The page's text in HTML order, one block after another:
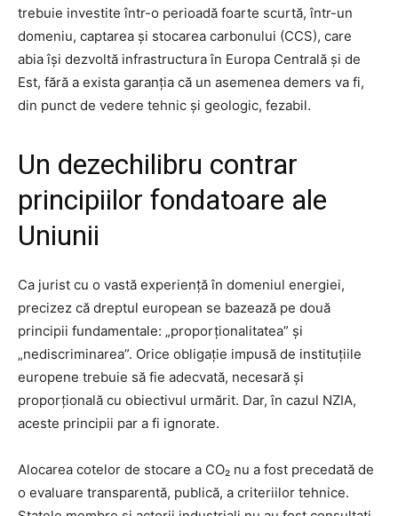
trebuie investite într-o perioadă foarte scurtă, într-un
domeniu, captarea și stocarea carbonului (CCS), care
abia își dezvoltă infrastructura în Europa Centrală și de
Est, fără a exista garanția că un asemenea demers va fi,
din punct de vedere tehnic și geologic, fezabil.
Un dezechilibru contrar
principiilor fondatoare ale
Uniunii
Ca jurist cu o vastă experiență în domeniul energiei,
precizez că dreptul european se bazează pe două
principii fundamentale: „proporționalitatea” și
„nediscriminarea”. Orice obligație impusă de instituțiile
europene trebuie să fie adecvată, necesară și
proporțională cu obiectivul urmărit. Dar, în cazul NZIA,
aceste principii par a fi ignorate.
Alocarea cotelor de stocare a CO₂ nu a fost precedată de
o evaluare transparentă, publică, a criteriilor tehnice.